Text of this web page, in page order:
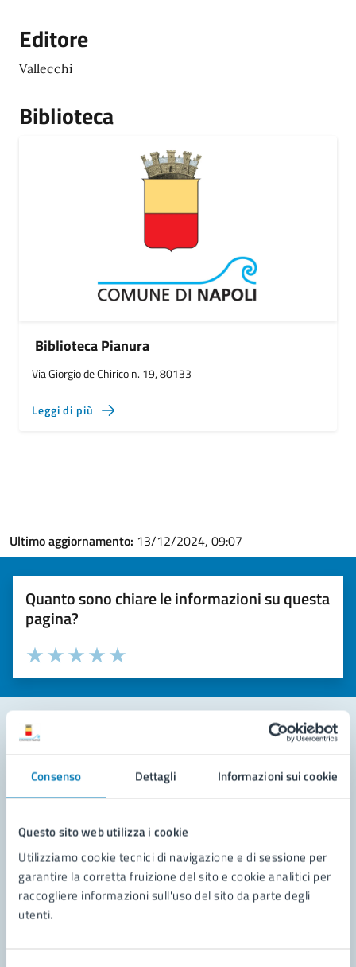
Consenso Dettagli Informazioni sui cookie
Questo sito web utilizza i cookie
Utilizziamo cookie tecnici di navigazione e di sessione per
garantire la corretta fruizione del sito e cookie analitici per
raccogliere informazioni sull'uso del sito da parte degli
utenti.
Editore
Vallecchi
Biblioteca
Biblioteca Pianura
Via Giorgio de Chirico n. 19, 80133
Leggi di più
Ultimo aggiornamento: 13/12/2024, 09:07
Quanto sono chiare le informazioni su questa
pagina?
Valuta la chiarezza delle informazioni (da 1 a 5 stelle)
Seleziona il numero di stelle per valutare la chiarezza delle
Valuta 5 stelle su 5
Valuta 4 stelle su 5
Valuta 3 stelle su 5
Valuta 2 stelle su 5
Valuta 1 stelle su 5
Leggi le domande frequenti
Richiedi assistenza
Prenota appuntamento
Problemi in città